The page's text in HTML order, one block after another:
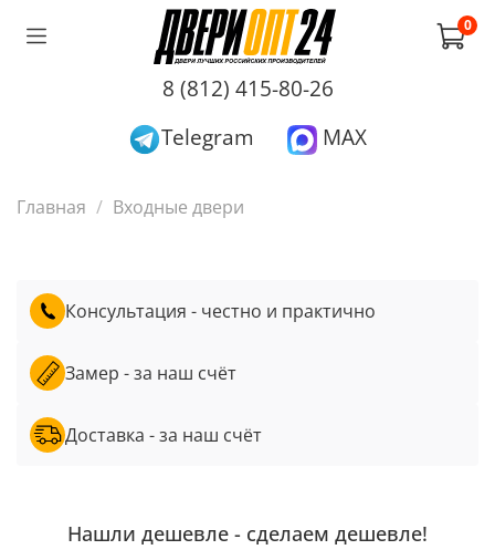
0
8 (812) 415-80-26
Telegram
MAX
Главная Входные двери
Консультация - честно и практично
Замер - за наш счёт
Доставка - за наш счёт
Нашли дешевле - сделаем дешевле!